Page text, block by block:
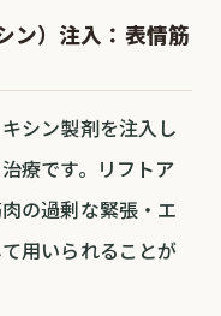
ン）注入：表情筋
シン製剤を注入し
療です。リフトア
の過剰な緊張・エ
用いられることが